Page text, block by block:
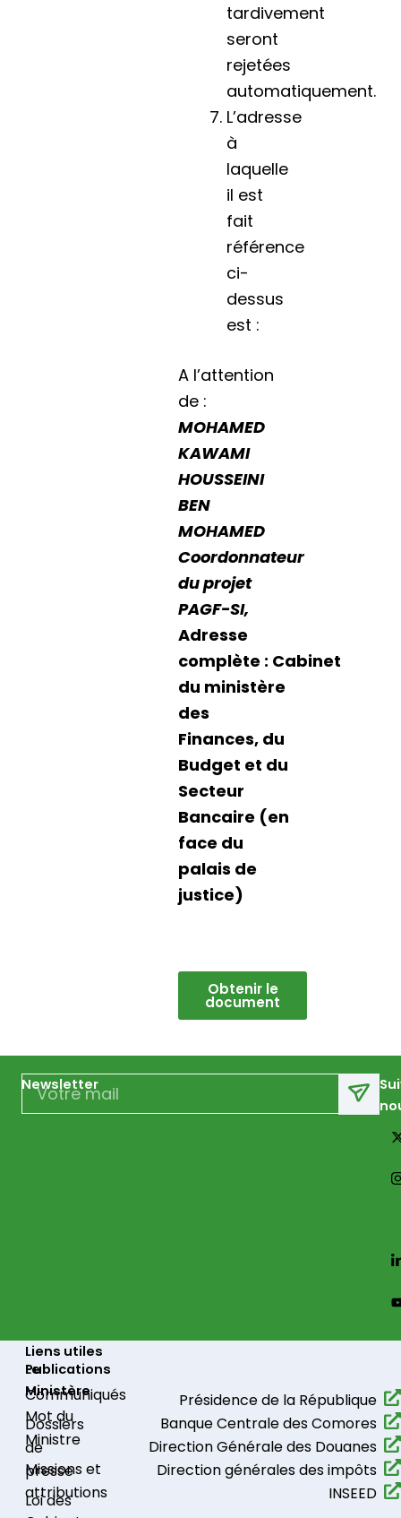
tardivement
seront
rejetées
automatiquement.
L’adresse
à
laquelle
il est
fait
référence
ci-
dessus
est :
A l’attention
de :
MOHAMED
KAWAMI
HOUSSEINI
BEN
MOHAMED
Coordonnateur
du projet
PAGF-SI,
Adresse
complète : Cabinet
du ministère
des
Finances, du
Budget et du
Secteur
Bancaire (en
face du
palais de
justice)
Obtenir le
document
Newsletter
Email
Le
Ministère
Mot du
Ministre
Missions et
attributions
Publications
Communiqués​
Dossiers
de
presse
Loi des
Liens utiles
Présidence de la République​
Banque Centrale des Comores
Direction Générale des Douanes
Direction générales des impôts
INSEED